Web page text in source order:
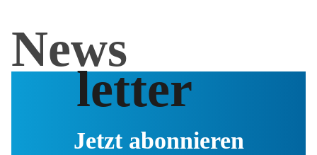
News
letter
Jetzt abonnieren